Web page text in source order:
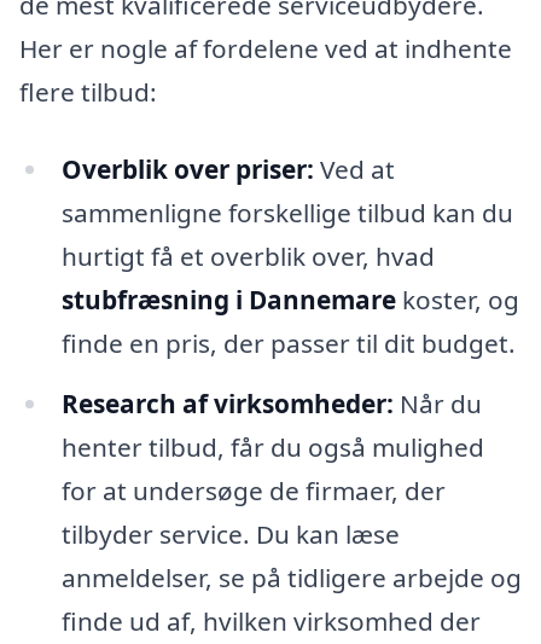
Her er nogle af fordelene ved at indhente
flere tilbud:
Overblik over priser: Ved at
sammenligne forskellige tilbud kan du
hurtigt få et overblik over, hvad
stubfræsning i Dannemarekoster, og
finde en pris, der passer til dit budget.
Research af virksomheder: Når du
henter tilbud, får du også mulighed
for at undersøge de firmaer, der
tilbyder service. Du kan læse
anmeldelser, se på tidligere arbejde og
finde ud af, hvilken virksomhed der